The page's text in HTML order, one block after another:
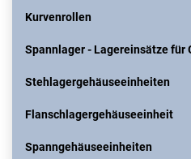
Kurvenrollen
Spannlager - Lagereinsätze für
Stehlagergehäuseeinheiten
Flanschlagergehäuseeinheit
Spanngehäuseeinheiten